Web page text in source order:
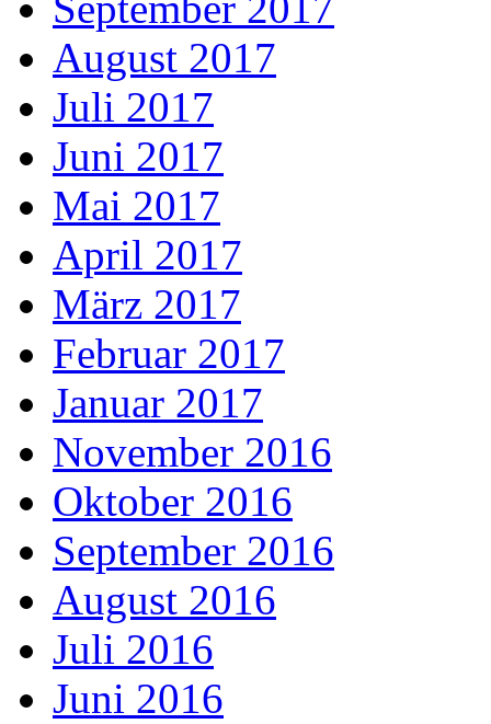
August 2017
Juli 2017
Juni 2017
Mai 2017
April 2017
März 2017
Februar 2017
Januar 2017
November 2016
Oktober 2016
September 2016
August 2016
Juli 2016
Juni 2016